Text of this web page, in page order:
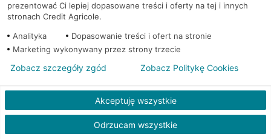
Sosnowiec, Modrzejowska 14
Sosnowiec, Narutowicza 56
Sosnowiec, Podjazdowa 8
Sosnowiec, Prusa 62
Sosnowiec, Sienkiewicza 2
prezentować Ci lepiej dopasowane treści i oferty na tej i innych
stronach Credit Agricole.
Analityka
Dopasowanie treści i ofert na stronie
Marketing wykonywany przez strony trzecie
Akceptuję wszystkie
Odrzucam wszystkie
Zobacz szczegóły zgód Zobacz Politykę Cookies